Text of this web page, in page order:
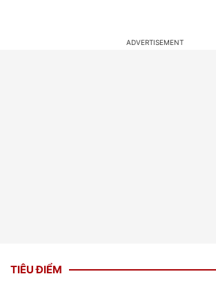
TIÊU ĐIỂM